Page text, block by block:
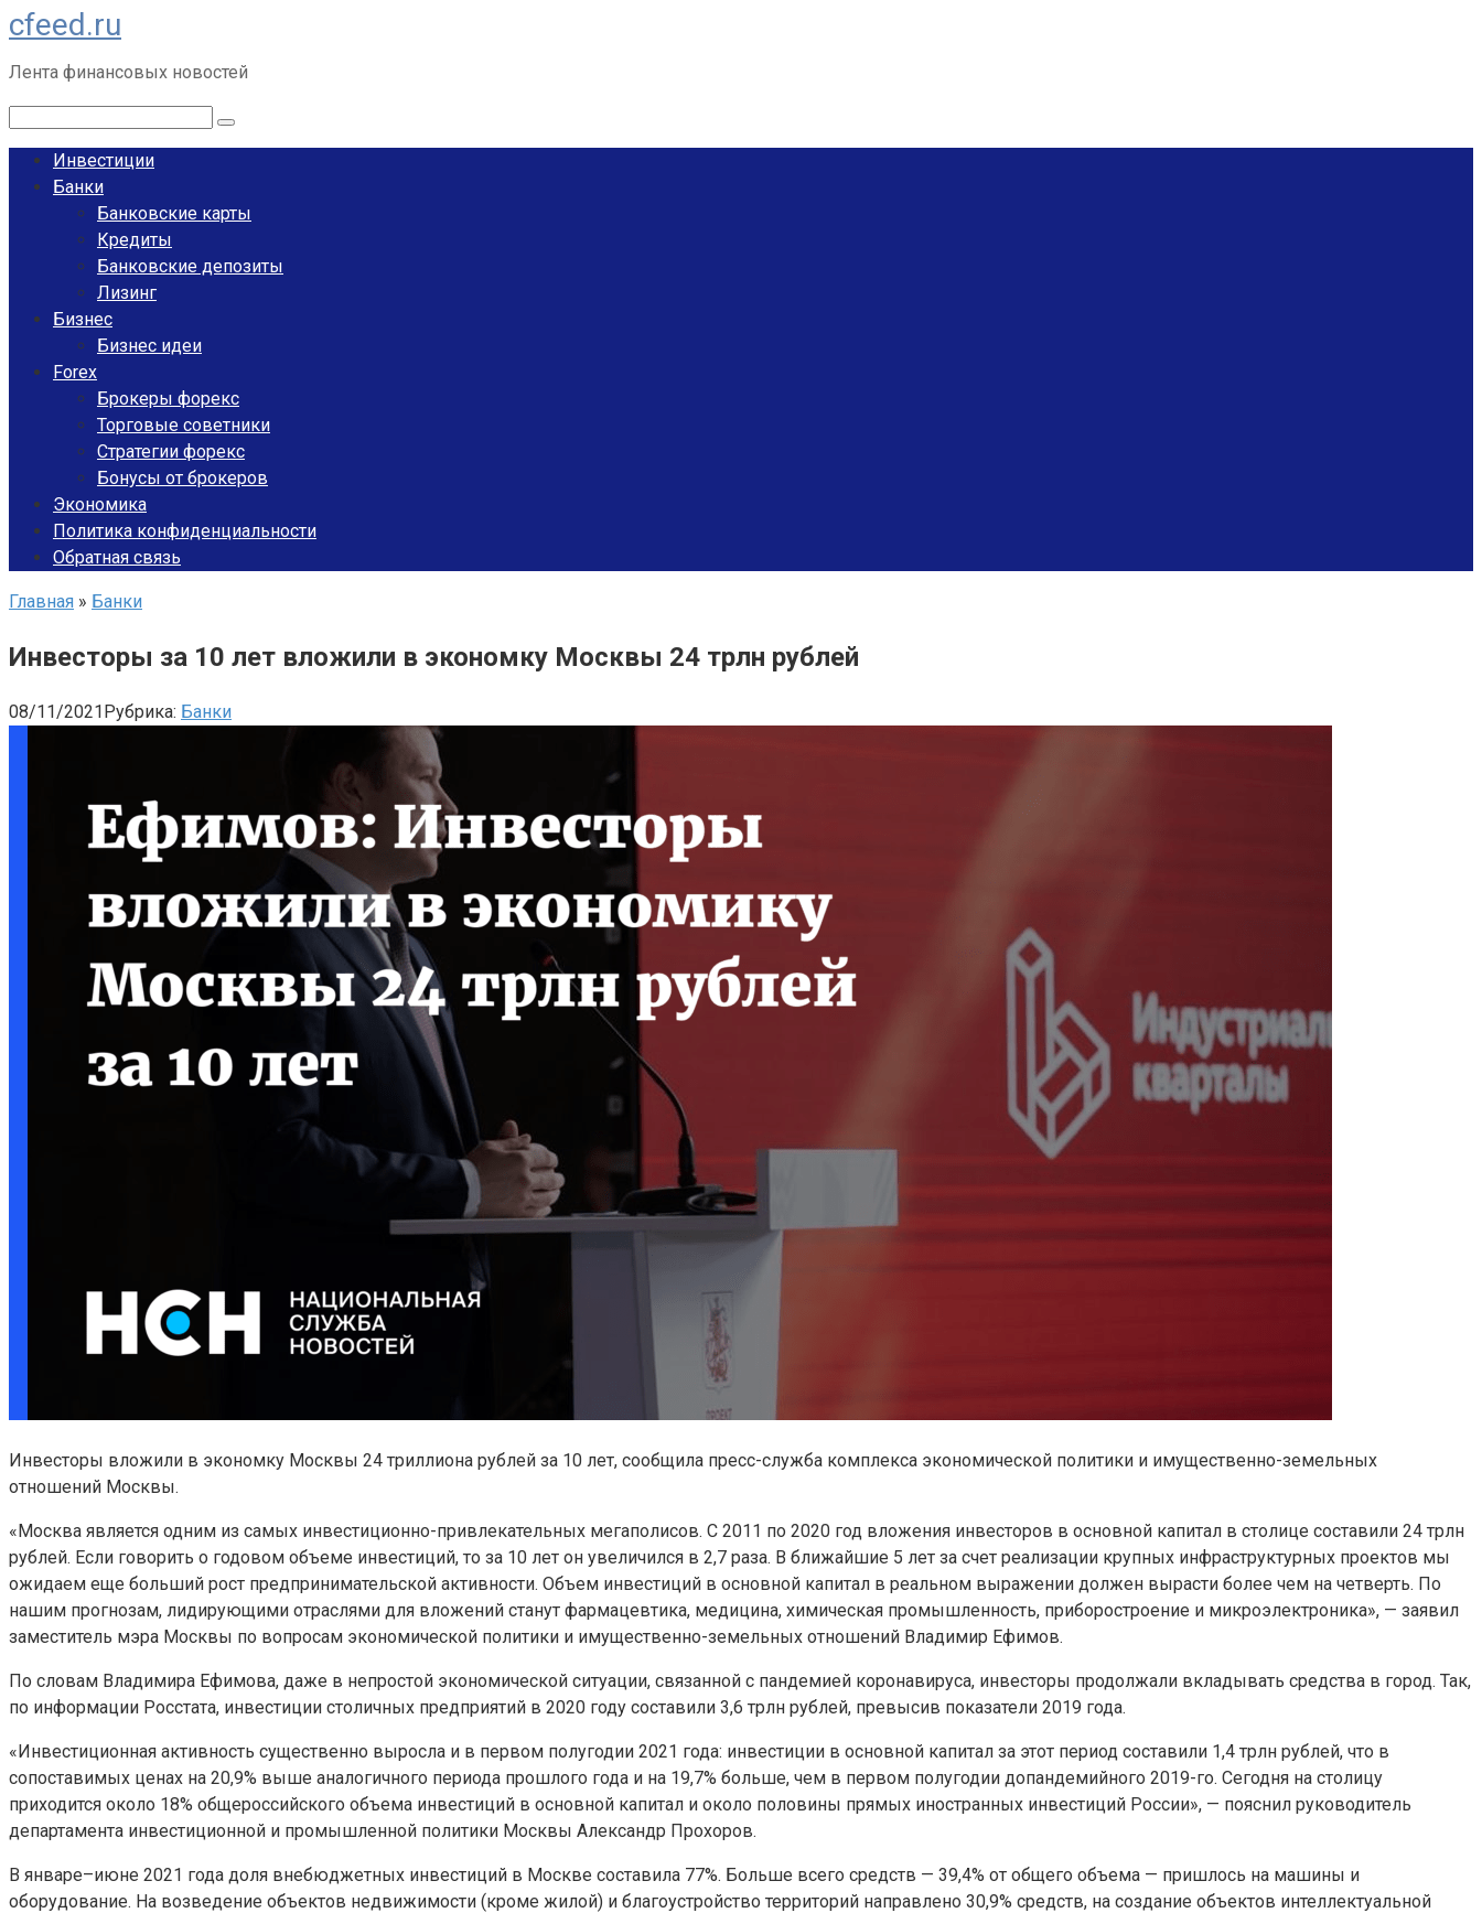
Перейти
к
контенту
cfeed.ru
Лента финансовых новостей
Инвестиции
Банки
Банковские карты
Кредиты
Банковские депозиты
Лизинг
Бизнес
Бизнес идеи
Forex
Брокеры форекс
Торговые советники
Стратегии форекс
Бонусы от брокеров
Экономика
Политика конфиденциальности
Обратная связь
Главная » Банки
Инвесторы за 10 лет вложили в экономку Москвы 24 трлн рублей
08/11/2021Рубрика: Банки
Инвесторы вложили в экономку Москвы 24 триллиона рублей за 10 лет, сообщила пресс-служба комплекса экономической политики и имущественно-земельных
отношений Москвы.
«Москва является одним из самых инвестиционно-привлекательных мегаполисов. С 2011 по 2020 год вложения инвесторов в основной капитал в столице составили 24 трлн
рублей. Если говорить о годовом объеме инвестиций, то за 10 лет он увеличился в 2,7 раза. В ближайшие 5 лет за счет реализации крупных инфраструктурных проектов мы
ожидаем еще больший рост предпринимательской активности. Объем инвестиций в основной капитал в реальном выражении должен вырасти более чем на четверть. По
нашим прогнозам, лидирующими отраслями для вложений станут фармацевтика, медицина, химическая промышленность, приборостроение и микроэлектроника», — заявил
заместитель мэра Москвы по вопросам экономической политики и имущественно-земельных отношений Владимир Ефимов.
По словам Владимира Ефимова, даже в непростой экономической ситуации, связанной с пандемией коронавируса, инвесторы продолжали вкладывать средства в город. Так,
по информации Росстата, инвестиции столичных предприятий в 2020 году составили 3,6 трлн рублей, превысив показатели 2019 года.
«Инвестиционная активность существенно выросла и в первом полугодии 2021 года: инвестиции в основной капитал за этот период составили 1,4 трлн рублей, что в
сопоставимых ценах на 20,9% выше аналогичного периода прошлого года и на 19,7% больше, чем в первом полугодии допандемийного 2019-го. Сегодня на столицу
приходится около 18% общероссийского объема инвестиций в основной капитал и около половины прямых иностранных инвестиций России», — пояснил руководитель
департамента инвестиционной и промышленной политики Москвы Александр Прохоров.
В январе–июне 2021 года доля внебюджетных инвестиций в Москве составила 77%. Больше всего средств — 39,4% от общего объема — пришлось на машины и
оборудование. На возведение объектов недвижимости (кроме жилой) и благоустройство территорий направлено 30,9% средств, на создание объектов интеллектуальной